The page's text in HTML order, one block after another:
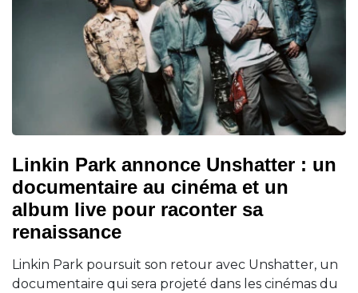
Linkin Park annonce Unshatter : un
documentaire au cinéma et un
album live pour raconter sa
renaissance
Linkin Park poursuit son retour avec Unshatter, un
documentaire qui sera projeté dans les cinémas du